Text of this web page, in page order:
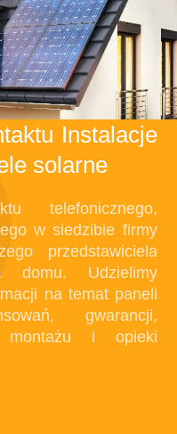
Instalacje
solarne
telefonicznego,
w siedzibie firmy
przedstawiciela
domu. Udzielimy
na temat paneli
gwarancji,
montażu i opieki